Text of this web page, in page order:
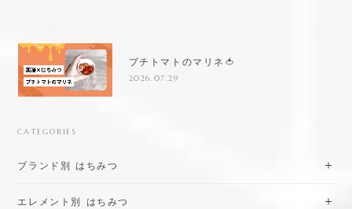
プチトマトのマリネ🍅
2026.07.29
CATEGORIES
ブランド別 はちみつ
エレメント別 はちみつ